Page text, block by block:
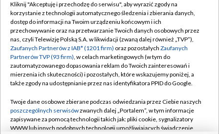
Sklep TVP
Biuro Reklamy
Oferta Handlowa
Telegazeta ogłoszenia
Emisja w TVP
Ogłoszenia przetargowe
Akademia Telewizyjna
Polityka prywatności
Moje zgody
Biuro reklamy
Kontakt
©2026 Telewizja Polska Spółka Akcyjna w likwidacji
Kliknij "Akceptuję i przechodzę do serwisu", aby wyrazić zgody na
korzystanie z technologii automatycznego śledzenia i zbierania danych,
dostęp do informacji na Twoim urządzeniu końcowym i ich
przechowywanie oraz na przetwarzanie Twoich danych osobowych przez
nas, czyli Telewizję Polską S.A. w likwidacji (zwaną dalej również „TVP”),
Zaufanych Partnerów z IAB* (1201 firm) oraz pozostałych Zaufanych
Partnerów TVP (93 firm), w celach marketingowych (w tym do
zautomatyzowanego dopasowania reklam do Twoich zainteresowań i
mierzenia ich skuteczności) i pozostałych, które wskazujemy poniżej, a
także zgody na udostępnianie przez nas identyfikatora PPID do Google.
Twoje dane osobowe zbierane podczas odwiedzania przez Ciebie naszych
poszczególnych serwisówzwanych dalej „Portalem”, w tym informacje
zapisywane za pomocą technologii takich jak: pliki cookie, sygnalizatory
WWW lub innych podobnych technologii umożliwiających świadczenie